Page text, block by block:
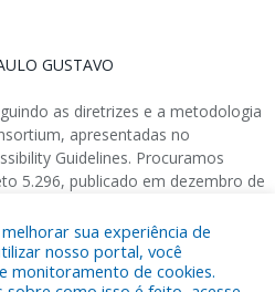
sua experiência de
nosso portal, você
monitoramento de cookies.
GUSTAVO
as diretrizes e a metodologia
apresentadas no
Guidelines. Procuramos
5.296, publicado em dezembro de
na rede mundial de
com necessidades especiais,
aos conteúdos disponíveis.